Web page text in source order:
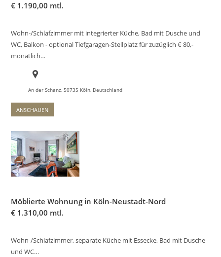
€ 1.190,00 mtl.
Wohn-/Schlafzimmer mit integrierter Küche, Bad mit Dusche und
WC, Balkon - optional Tiefgaragen-Stellplatz für zuzüglich € 80,-
monatlich…
An der Schanz, 50735 Köln, Deutschland
ANSCHAUEN
Möblierte Wohnung in Köln-Neustadt-Nord
€ 1.310,00 mtl.
Wohn-/Schlafzimmer, separate Küche mit Essecke, Bad mit Dusche
und WC…